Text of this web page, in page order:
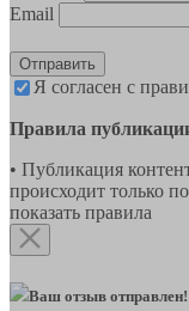
Email
Отправить
Я согласен с
Правила
• Публикация
происходит только
показать правила
Ваш отзыв отправлен!